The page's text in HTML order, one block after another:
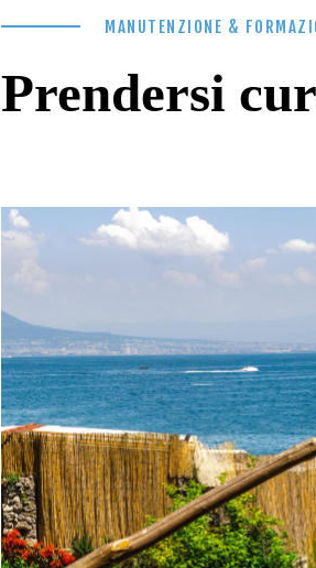
MANUTENZIONE &
Prendersi